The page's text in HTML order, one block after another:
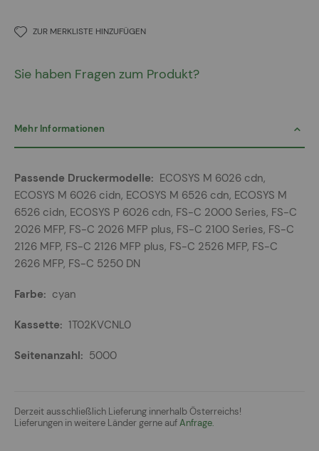
ZUR MERKLISTE HINZUFÜGEN
Sie haben Fragen zum Produkt?
Mehr Informationen
Mehr
Informationen
ECOSYS M 6026 cdn,
ECOSYS M 6026 cidn, ECOSYS M 6526 cdn, ECOSYS M
6526 cidn, ECOSYS P 6026 cdn, FS-C 2000 Series, FS-C
2026 MFP, FS-C 2026 MFP plus, FS-C 2100 Series, FS-C
2126 MFP, FS-C 2126 MFP plus, FS-C 2526 MFP, FS-C
2626 MFP, FS-C 5250 DN
cyan
1T02KVCNL0
5000
Derzeit ausschließlich Lieferung innerhalb Österreichs!
Lieferungen in weitere Länder gerne aufAnfrage.